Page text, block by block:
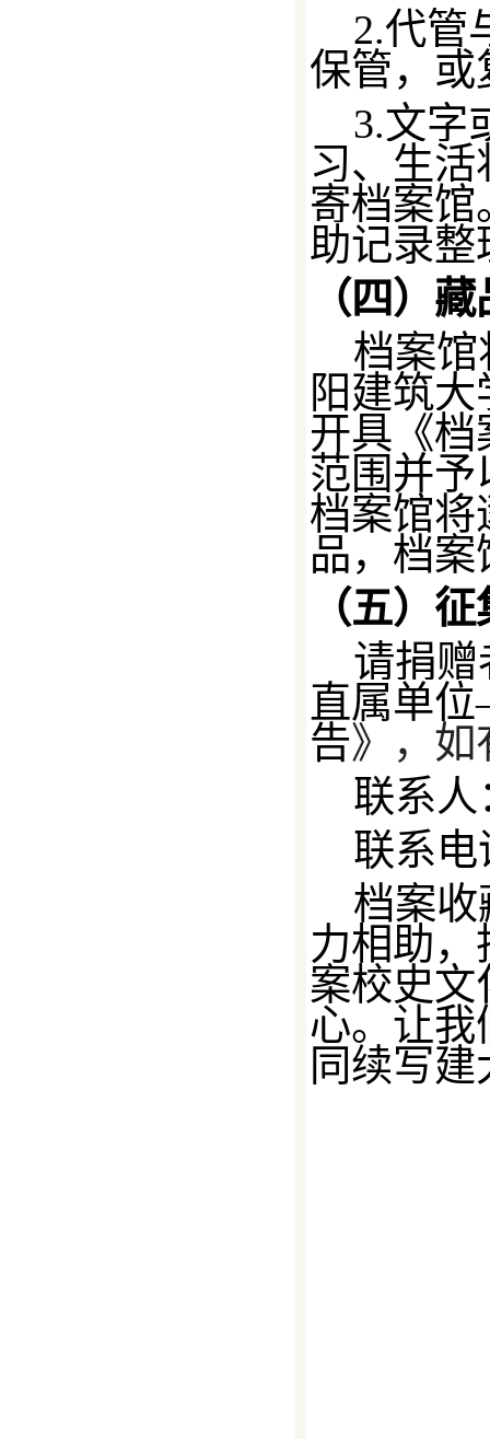
2.代管
保管，或
3.文字
习、生
寄档案馆
助记录整
（四）
档案
阳建筑
开具《档
范围并予
档案馆将
品，档
（五）
请捐赠
直属单
告》
，
联系人
联系电
档案
力相助
案校史文
心。让我
同续写